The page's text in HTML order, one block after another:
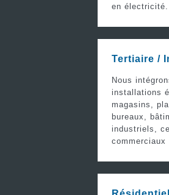
en électricité.
Tertiaire /
Nous
installations
magasins,
bureaux,
industriels,